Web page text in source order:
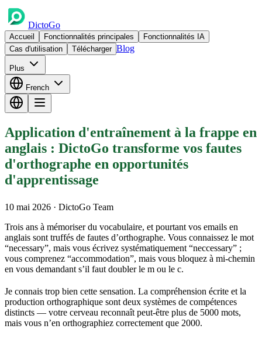
DictoGo
Accueil Fonctionnalités principales
Fonctionnalités IA
Cas d'utilisation
Télécharger Blog
Plus
French
Application d'entraînement à la frappe en
anglais : DictoGo transforme vos fautes
d'orthographe en opportunités
d'apprentissage
10 mai 2026 · DictoGo Team
Trois ans à mémoriser du vocabulaire, et pourtant vos emails en
anglais sont truffés de fautes d’orthographe. Vous connaissez le mot
“necessary”, mais vous écrivez systématiquement “neccessary” ;
vous comprenez “accommodation”, mais vous bloquez à mi-chemin
en vous demandant s’il faut doubler le m ou le c.
Je connais trop bien cette sensation. La compréhension écrite et la
production orthographique sont deux systèmes de compétences
distincts — votre cerveau reconnaît peut-être plus de 5000 mots,
mais vous n’en orthographiez correctement que 2000.